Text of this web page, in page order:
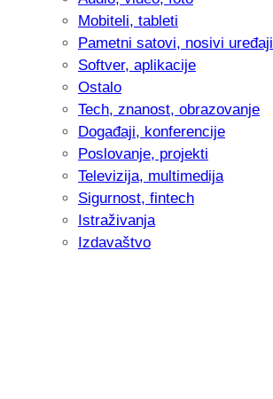
Mobiteli, tableti
Pametni satovi, nosivi uređaji
Softver, aplikacije
Ostalo
Tech, znanost, obrazovanje
Događaji, konferencije
Poslovanje, projekti
Televizija, multimedija
Sigurnost, fintech
Istraživanja
Izdavaštvo